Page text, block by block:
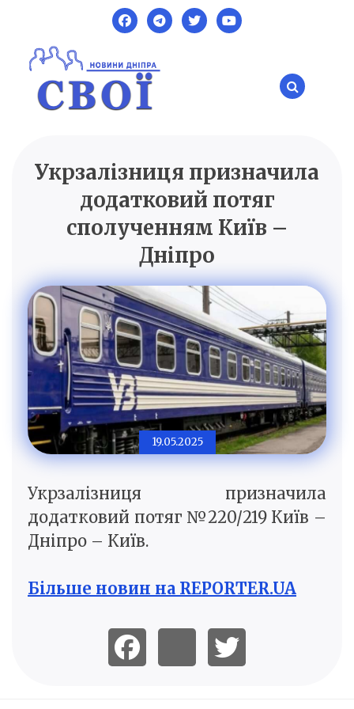
content
SVOI.DP.UA
Новини Дніпра
Укрзалізниця призначила
додатковий потяг
сполученням Київ –
Дніпро
19.05.2025
Укрзалізниця призначила
додатковий потяг №220/219 Київ –
Дніпро – Київ.
Більше новин на REPORTER.UA